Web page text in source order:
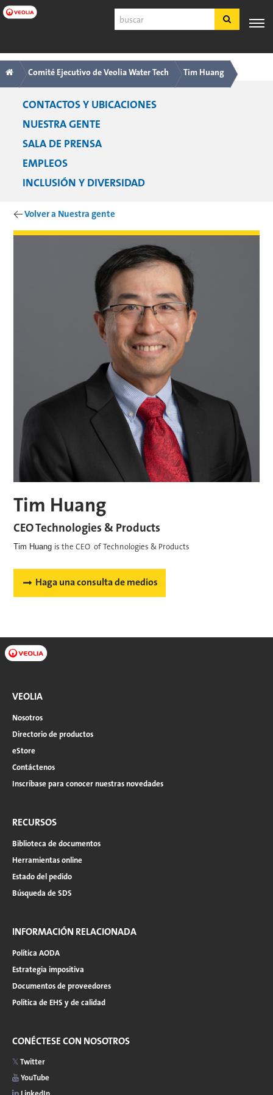
Ir
a
Buscar
Navegación
principal
EXPERIENCIA POR
INDUSTRIA
PRODUCTOS
Y SERVICIOS
SERVICIO
AL
CLIENTE
SDS
COA
Nosotros
Empleos
Ingresar
Breadcrumb
Comité Ejecutivo de Veolia Water Tech Tim Huang
Navegación
Nosotros
CONTACTOS Y UBICACIONES
NUESTRA GENTE
SALA DE PRENSA
EMPLEOS
INCLUSIÓN Y DIVERSIDAD
←Volver a Nuestra gente
Tim Huang
CEO Technologies & Products
Tim Huang is the CEO of Technologies & Products
Haga una consulta de medios
VEOLIA
Nosotros
Directorio de productos
eStore
Contáctenos
Inscríbase para conocer nuestras novedades
RECURSOS
Biblioteca de documentos
Herramientas online
Estado del pedido
Búsqueda de SDS
INFORMACIÓN RELACIONADA
Política AODA
Estrategia impositiva
Documentos de proveedores
Política de EHS y de calidad
CONÉCTESE CON NOSOTROS
Twitter
YouTube